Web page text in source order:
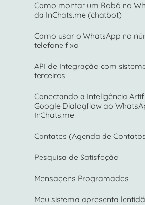
Como montar um Robô no
da InChats.me (chatbot)
Como usar o WhatsApp no
telefone fixo
API de Integração com
terceiros​
Conectando a Inteligência
Google Dialogflow ao
InChats.me
Contatos (Agenda de
Pesquisa de Satisfação
Mensagens Programadas
Meu sistema apresenta